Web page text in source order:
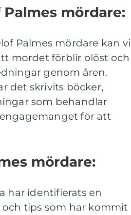
mördare:
Palmes mördare kan vi
mordet förblir olöst och
genom åren.
det skrivits böcker,
som behandlar
för att
mördare:
har identifierats en
och tips som har kommit